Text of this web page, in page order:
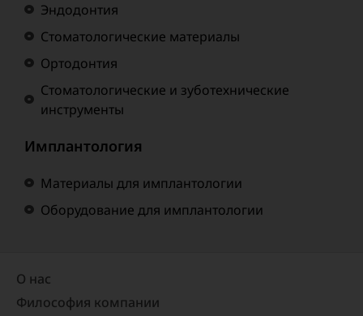
Эндодонтия
Стоматологические материалы
Ортодонтия
Стоматологические и зуботехнические
инструменты
Имплантология
Материалы для имплантологии
Оборудование для имплантологии
О нас
Философия компании